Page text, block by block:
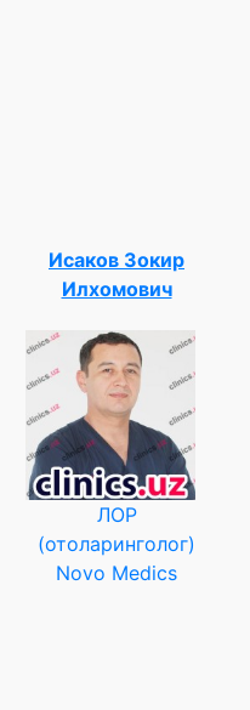
Исаков Зокир
Илхомович
ЛОР
(отоларинголог)
Novo Medics